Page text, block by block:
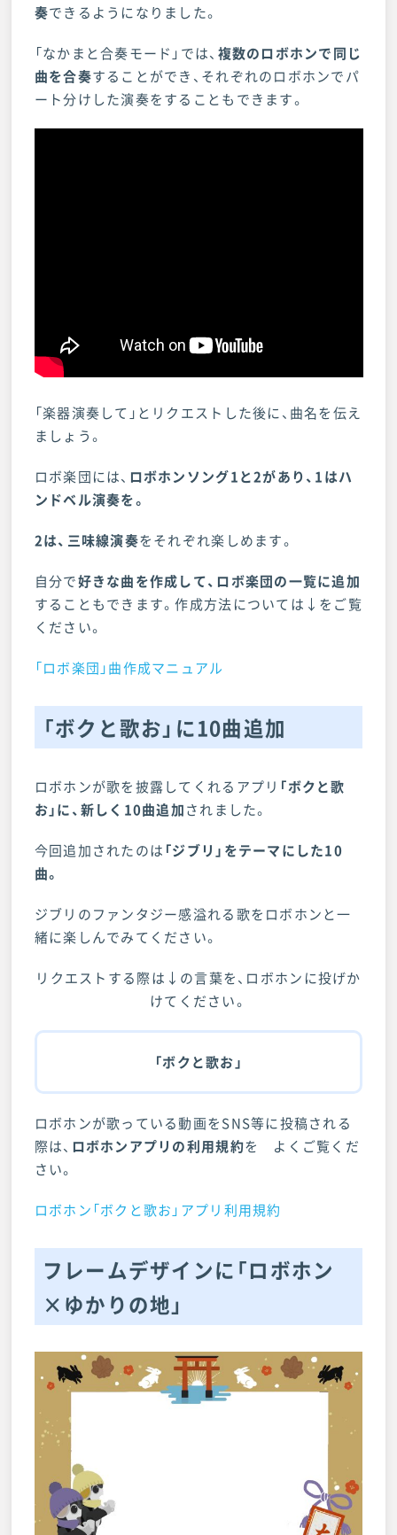
奏できるようになりました。
「なかまと合奏モード」では、 複数のロボホンで同じ
曲を合奏することができ、それぞれのロボホンでパ
ート分けした演奏をすることもできます。
「楽器演奏して」とリクエストした後に、曲名を伝え
ましょう。
ロボ楽団には、 ロボホンソング1と2があり、1はハ
ンドベル演奏を。
2は、三味線演奏をそれぞれ楽しめます。
自分で好きな曲を作成して、ロボ楽団の一覧に追加
することもできます。作成方法については↓をご覧
ください。
「ロボ楽団」曲作成マニュアル
「ボクと歌お」に10曲追加
ロボホンが歌を披露してくれるアプリ 「ボクと歌
お」に、新しく10曲追加されました。
今回追加されたのは 「ジブリ」をテーマにした10
曲。
ジブリのファンタジー感溢れる歌をロボホンと一
緒に楽しんでみてください。
リクエストする際は↓の言葉を、ロボホンに投げか
けてください。
「ボクと歌お」
ロボホンが歌っている動画をSNS等に投稿される
際は、 ロボホンアプリの利用規約を よくご覧くだ
さい。
ロボホン「ボクと歌お」アプリ利用規約
フレームデザインに「ロボホン
×ゆかりの地」